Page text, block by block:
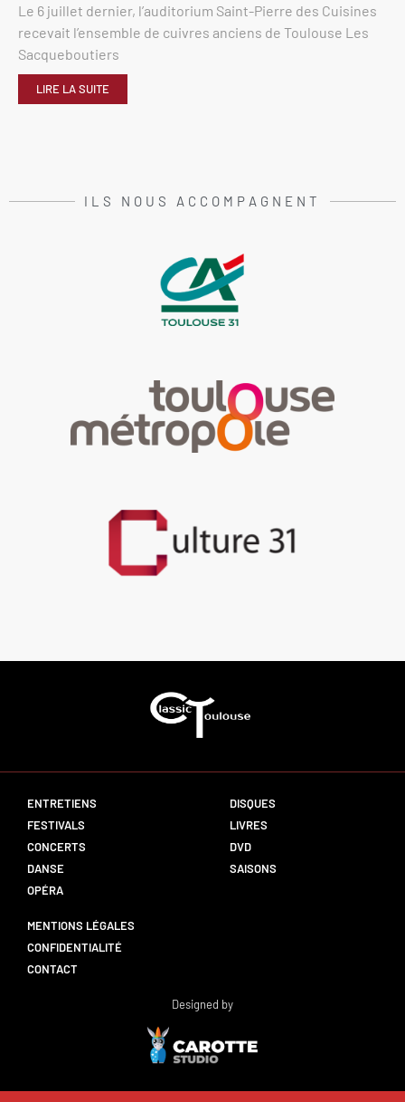
Le 6 juillet dernier, l’auditorium Saint-Pierre des Cuisines
recevait l’ensemble de cuivres anciens de Toulouse Les
Sacqueboutiers
LIRE LA SUITE
ILS NOUS ACCOMPAGNENT
ENTRETIENS
FESTIVALS
CONCERTS
DANSE
OPÉRA
DISQUES
LIVRES
DVD
SAISONS
MENTIONS LÉGALES
CONFIDENTIALITÉ
CONTACT
Designed by